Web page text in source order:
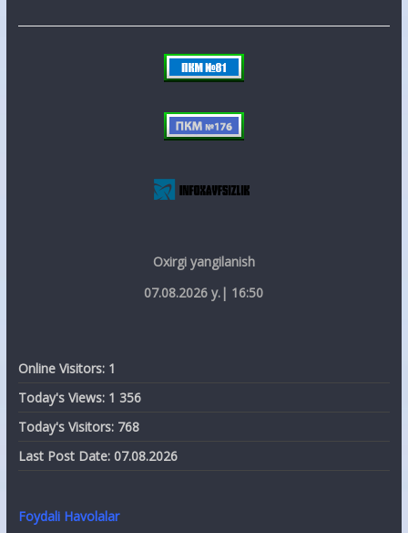
Oxirgi yangilanish
07.08.2026 y.| 16:50
Online Visitors: 1
Today's Views: 1 356
Today's Visitors: 768
Last Post Date: 07.08.2026
Foydali Havolalar